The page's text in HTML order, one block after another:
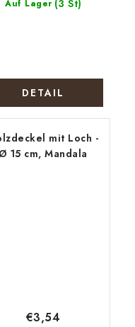
Auf Lager (3 St)
DETAIL
mit Loch -
Ø 15 cm, Mandala
€3,54